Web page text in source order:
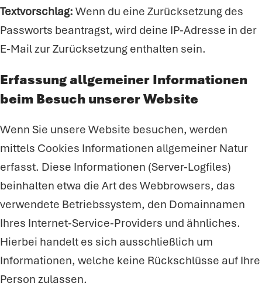
Textvorschlag: Wenn du eine Zurücksetzung des
Passworts beantragst, wird deine IP-Adresse in der
E-Mail zur Zurücksetzung enthalten sein.
Erfassung allgemeiner Informationen
beim Besuch unserer Website
Wenn Sie unsere Website besuchen, werden
mittels Cookies Informationen allgemeiner Natur
erfasst. Diese Informationen (Server-Logfiles)
beinhalten etwa die Art des Webbrowsers, das
verwendete Betriebssystem, den Domainnamen
Ihres Internet-Service-Providers und ähnliches.
Hierbei handelt es sich ausschließlich um
Informationen, welche keine Rückschlüsse auf Ihre
Person zulassen.